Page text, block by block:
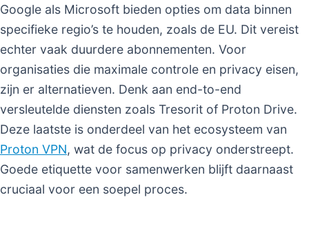
Google als Microsoft bieden opties om data binnen
specifieke regio’s te houden, zoals de EU. Dit vereist
echter vaak duurdere abonnementen. Voor
organisaties die maximale controle en privacy eisen,
zijn er alternatieven. Denk aan end-to-end
versleutelde diensten zoals Tresorit of Proton Drive.
Deze laatste is onderdeel van het ecosysteem van
Proton VPN, wat de focus op privacy onderstreept.
Goede etiquette voor samenwerken blijft daarnaast
cruciaal voor een soepel proces.